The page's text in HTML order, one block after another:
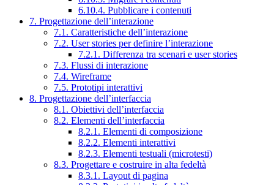
6.10.4. Pubblicare i contenuti
7. Progettazione dell’interazione
7.1. Caratteristiche dell’interazione
7.2. User stories per definire l’interazione
7.2.1. Differenza tra scenari e user stories
7.3. Flussi di interazione
7.4. Wireframe
7.5. Prototipi interattivi
8. Progettazione dell’interfaccia
8.1. Obiettivi dell’interfaccia
8.2. Elementi dell’interfaccia
8.2.1. Elementi di composizione
8.2.2. Elementi interattivi
8.2.3. Elementi testuali (microtesti)
8.3. Progettare e costruire in alta fedeltà
8.3.1. Layout di pagina